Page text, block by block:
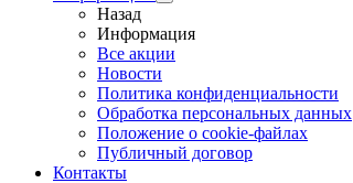
Назад
Информация
Все акции
Новости
Политика конфиденциальности
Обработка персональных данных
Положение о cookie-файлах
Публичный договор
Контакты